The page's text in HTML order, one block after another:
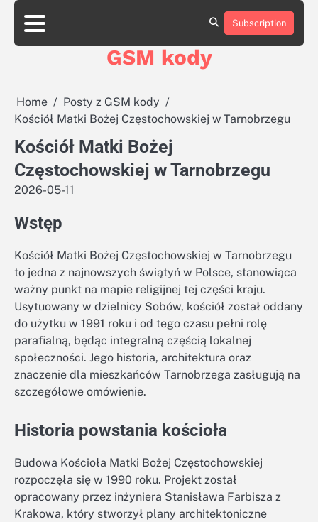
Skip
content
aluminumboatplans.com
dobra-
reklamowe.pl
plywoodboatplans.com
Strony
ujednoznaczniające
aluminumboatplans.com
dobra-
Strony
Kontakt
Kontakt
Subscription
GSM kody
Home
Posty z GSM kody
Kościół Matki Bożej Częstochowskiej w Tarnobrzegu
Kościół Matki Bożej
Częstochowskiej w Tarnobrzegu
2026-05-11
Wstęp
Kościół Matki Bożej Częstochowskiej w Tarnobrzegu
to jedna z najnowszych świątyń w Polsce, stanowiąca
ważny punkt na mapie religijnej tej części kraju.
Usytuowany w dzielnicy Sobów, kościół został oddany
do użytku w 1991 roku i od tego czasu pełni rolę
parafialną, będąc integralną częścią lokalnej
społeczności. Jego historia, architektura oraz
znaczenie dla mieszkańców Tarnobrzega zasługują na
szczegółowe omówienie.
Historia powstania kościoła
Budowa Kościoła Matki Bożej Częstochowskiej
rozpoczęła się w 1990 roku. Projekt został
opracowany przez inżyniera Stanisława Farbisza z
Krakowa, który stworzył plany architektoniczne